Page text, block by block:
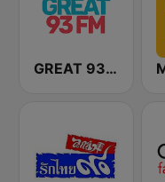
GREAT 93 | ONLINE